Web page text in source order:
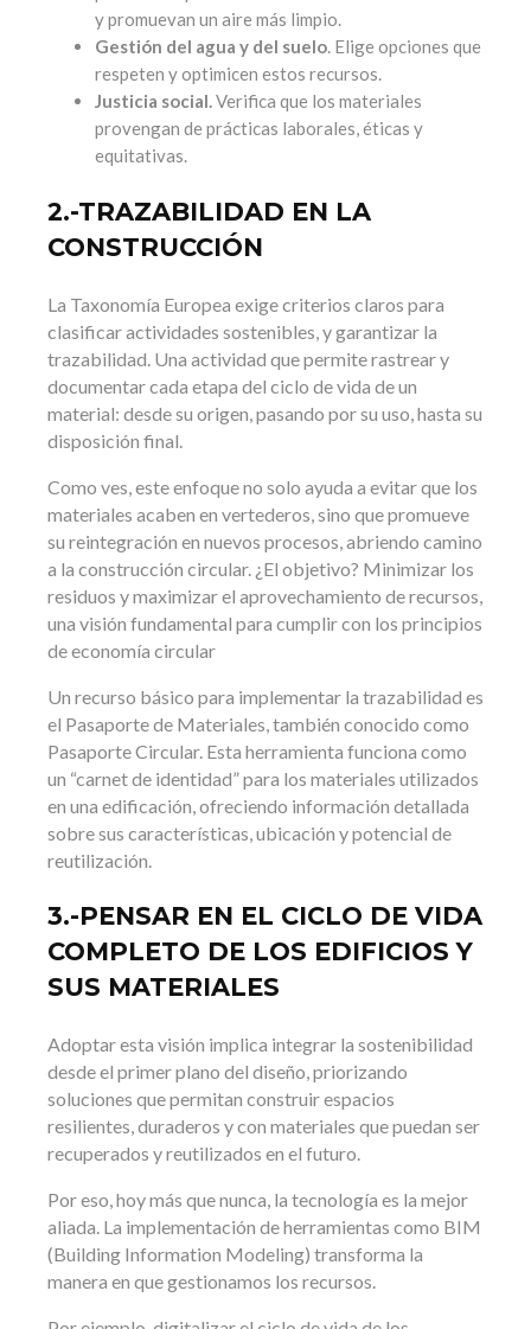
y promuevan un aire más limpio.
Gestión del agua y del suelo. Elige opciones que
respeten y optimicen estos recursos.
Justicia social.Verifica que los materiales
provengan de prácticas laborales, éticas y
equitativas.
2.-TRAZABILIDAD EN LA
CONSTRUCCIÓN
La Taxonomía Europea exige criterios claros para
clasificar actividades sostenibles, y garantizar la
trazabilidad. Una actividad que permite rastrear y
documentar cada etapa del ciclo de vida de un
material: desde su origen, pasando por su uso, hasta su
disposición final.
Como ves, este enfoque no solo ayuda a evitar que los
materiales acaben en vertederos, sino que promueve
su reintegración en nuevos procesos, abriendo camino
a la construcción circular. ¿El objetivo? Minimizar los
residuos y maximizar el aprovechamiento de recursos,
una visión fundamental para cumplir con los principios
de economía circular
Un recurso básico para implementar la trazabilidad es
el Pasaporte de Materiales, también conocido como
Pasaporte Circular. Esta herramienta funciona como
un “carnet de identidad” para los materiales utilizados
en una edificación, ofreciendo información detallada
sobre sus características, ubicación y potencial de
reutilización.
3.-PENSAR EN EL CICLO DE VIDA
COMPLETO DE LOS EDIFICIOS Y
SUS MATERIALES
Adoptar esta visión implica integrar la sostenibilidad
desde el primer plano del diseño, priorizando
soluciones que permitan construir espacios
resilientes, duraderos y con materiales que puedan ser
recuperados y reutilizados en el futuro.
Por eso, hoy más que nunca, la tecnología es la mejor
aliada. La implementación de herramientas como BIM
(Building Information Modeling) transforma la
manera en que gestionamos los recursos.